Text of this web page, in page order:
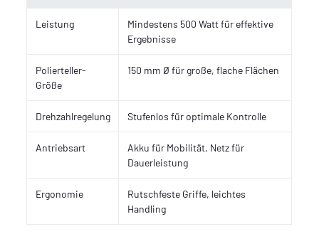
Leistung
Mindestens 500 Watt für effektive
Ergebnisse
Polierteller-
Größe
150 mm Ø für große, flache Flächen
Drehzahlregelung Stufenlos für optimale Kontrolle
Antriebsart
Akku für Mobilität, Netz für
Dauerleistung
Ergonomie
Rutschfeste Griffe, leichtes
Handling